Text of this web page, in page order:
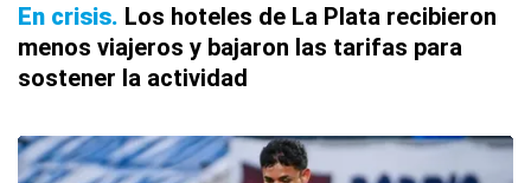
En crisis Los hoteles de La Plata recibieron
menos viajeros y bajaron las tarifas para
sostener la actividad